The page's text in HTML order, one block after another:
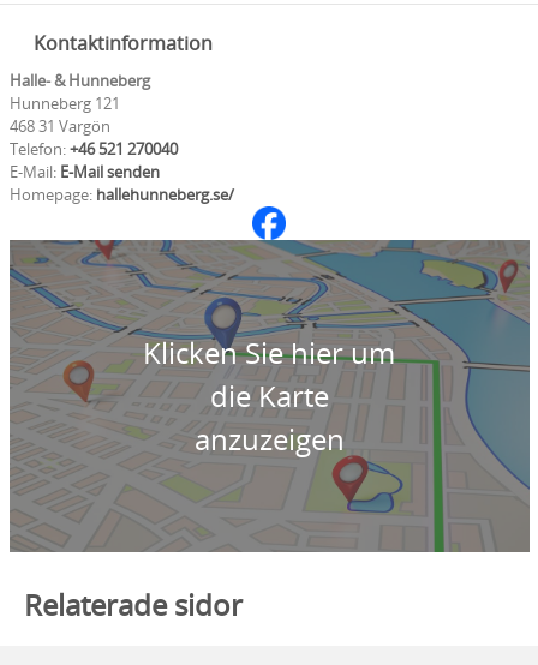
Kontaktinformation
Halle- & Hunneberg
Hunneberg 121
468 31 Vargön
Telefon:+46 521 270040
E-Mail: E-Mail senden
Homepage: hallehunneberg.se/
Klicken Sie hier um
die Karte
anzuzeigen
Relaterade sidor